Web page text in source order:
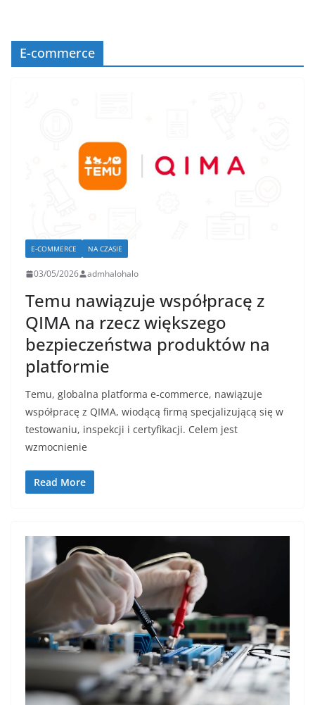
E-commerce
E-COMMERCE NA CZASIE
03/05/2026 admhalohalo
Temu nawiązuje współpracę z
QIMA na rzecz większego
bezpieczeństwa produktów na
platformie
Temu, globalna platforma e-commerce, nawiązuje
współpracę z QIMA, wiodącą firmą specjalizującą się w
testowaniu, inspekcji i certyfikacji. Celem jest
wzmocnienie
Read More